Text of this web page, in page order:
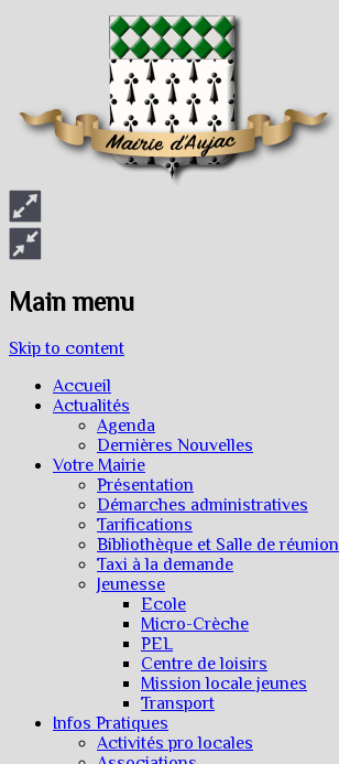
Main menu
Skip to content
Accueil
Actualités
Agenda
Dernières Nouvelles
Votre Mairie
Présentation
Démarches administratives
Tarifications
Bibliothèque et Salle de réunion
Taxi à la demande
Jeunesse
Ecole
Micro-Crèche
PEL
Centre de loisirs
Mission locale jeunes
Transport
Infos Pratiques
Activités pro locales